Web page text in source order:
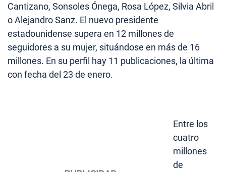
Cantizano, Sonsoles Ónega, Rosa López, Silvia Abril
o Alejandro Sanz. El nuevo presidente
estadounidense supera en 12 millones de
seguidores a su mujer, situándose en más de 16
millones. En su perfil hay 11 publicaciones, la última
con fecha del 23 de enero.
Entre los
cuatro
millones
de